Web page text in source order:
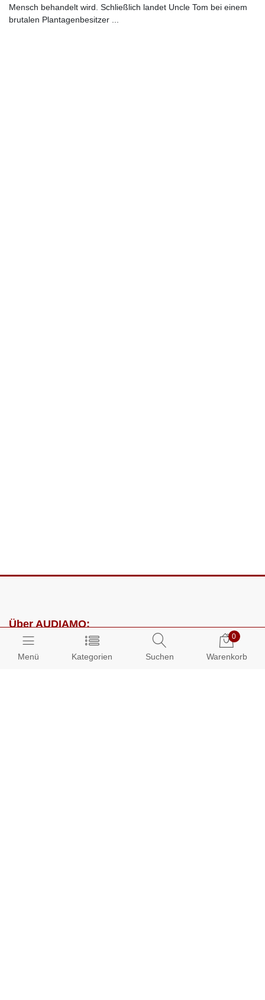
Menü Kategorien Suchen
0
Warenkorb
Mensch behandelt wird. Schließlich landet Uncle Tom bei einem
brutalen Plantagenbesitzer ...
Über AUDIAMO:
Impressum